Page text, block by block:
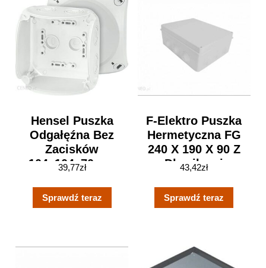
Hensel Puszka
Odgałęźna Bez
Zacisków
104x104x70mm
Tworzywo Kf 0400
G 62000045
39,77zł
Sprawdź teraz
F-Elektro Puszka
Hermetyczna FG
240 X 190 X 90 Z
Dławikami
43,42zł
Sprawdź teraz